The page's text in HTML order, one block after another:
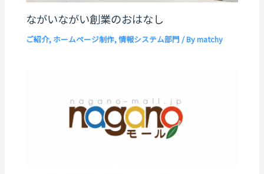
ながいながい創業のおはなし
ご紹介, ホームページ制作,情報システム部門 / Bymatchy